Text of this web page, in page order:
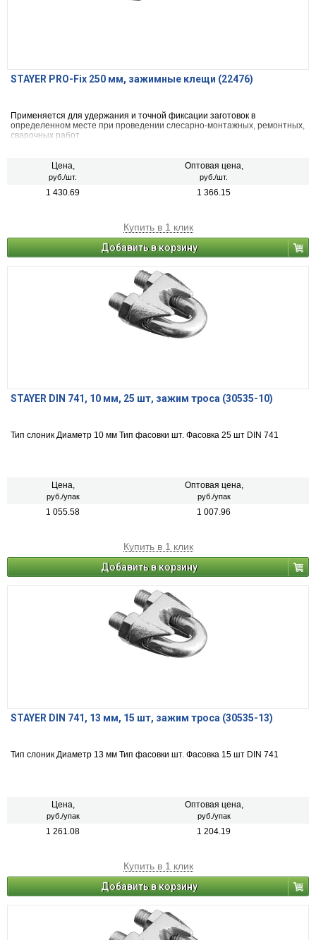
STAYER PRO-Fix 250 мм, зажимные клещи (22476)
Применяется для удержания и точной фиксации заготовок в
определенном месте при проведении слесарно-монтажных, ремонтных,
сварочных работ.
Цена,
руб./шт.
Оптовая цена,
руб./шт.
1 430.69 1 366.15
Купить в 1 клик
Добавить в корзину
STAYER DIN 741, 10 мм, 25 шт, зажим троса (30535-10)
Тип слоник Диаметр 10 мм Тип фасовки шт. Фасовка 25 шт DIN 741
Цена,
руб./упак
Оптовая цена,
руб./упак
1 055.58 1 007.96
Купить в 1 клик
Добавить в корзину
STAYER DIN 741, 13 мм, 15 шт, зажим троса (30535-13)
Тип слоник Диаметр 13 мм Тип фасовки шт. Фасовка 15 шт DIN 741
Цена,
руб./упак
Оптовая цена,
руб./упак
1 261.08 1 204.19
Купить в 1 клик
Добавить в корзину